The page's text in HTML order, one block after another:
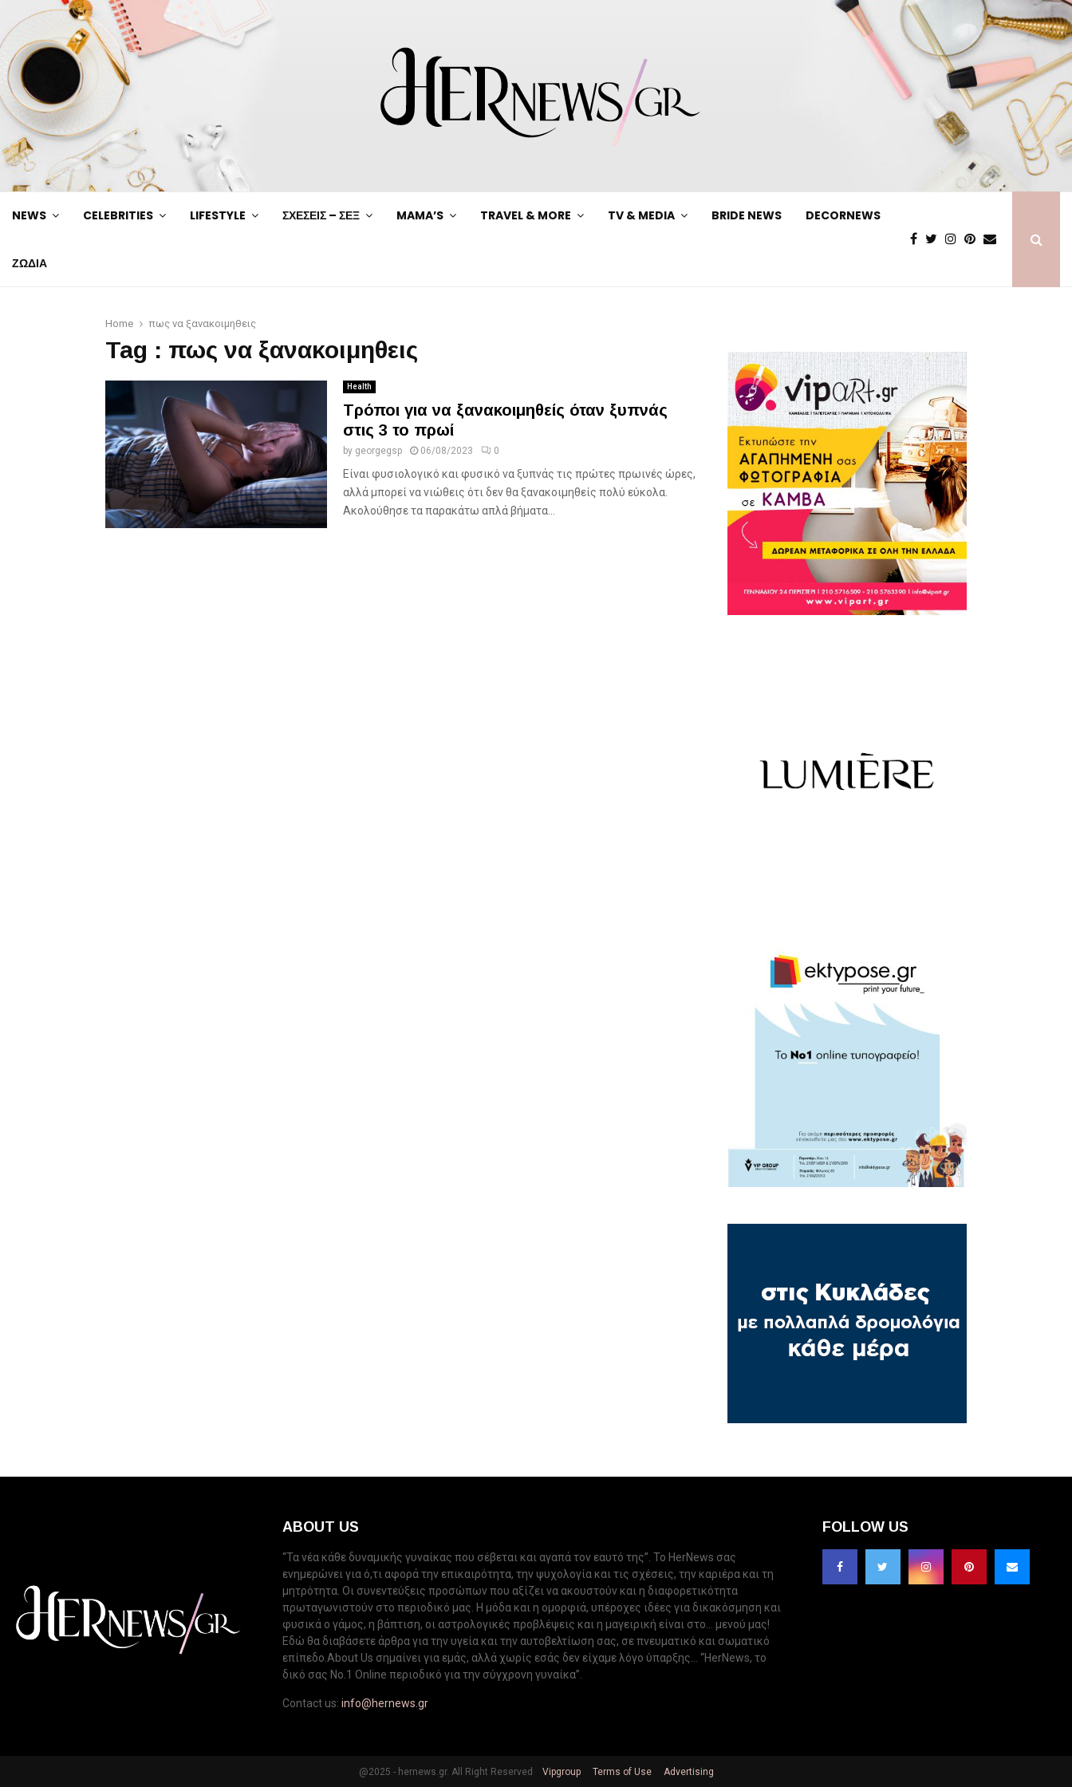
NEWS CELEBRITIES LIFESTYLE ΣΧΕΣΕΙΣ – ΣΕΞ MAMA’S TRAVEL & MORE TV & MEDIA BRIDE NEWS DECORNEWS
ΖΩΔΙΑ
Home πως να ξανακοιμηθεις
Tag : πως να ξανακοιμηθεις
Health
Τρόποι για να ξανακοιμηθείς όταν ξυπνάς
στις 3 το πρωί
by georgegsp 06/08/2023 0
Είναι φυσιολογικό και φυσικό να ξυπνάς τις πρώτες πρωινές ώρες,
αλλά μπορεί να νιώθεις ότι δεν θα ξανακοιμηθείς πολύ εύκολα.
Ακολούθησε τα παρακάτω απλά βήματα...
ABOUT US
“Τα νέα κάθε δυναμικής γυναίκας που σέβεται και αγαπά τον εαυτό της”. Το HerNews σας
ενημερώνει για ό,τι αφορά την επικαιρότητα, την ψυχολογία και τις σχέσεις, την καριέρα και τη
μητρότητα. Οι συνεντεύξεις προσώπων που αξίζει να ακουστούν και η διαφορετικότητα
πρωταγωνιστούν στο περιοδικό μας. Η μόδα και η ομορφιά, υπέροχες ιδέες για δικακόσμηση και
φυσικά ο γάμος, η βάπτιση, οι αστρολογικές προβλέψεις και η μαγειρική είναι στο... μενού μας!
Εδώ θα διαβάσετε άρθρα για την υγεία και την αυτοβελτίωση σας, σε πνευματικό και σωματικό
επίπεδο.About Us σημαίνει για εμάς, αλλά χωρίς εσάς δεν είχαμε λόγο ύπαρξης... “HerNews, το
δικό σας Νo.1 Online περιοδικό για την σύγχρονη γυναίκα”.
Contact us: info@hernews.gr
FOLLOW US
@2025 - hernews.gr. All Right Reserved Vipgroup Terms of Use Advertising